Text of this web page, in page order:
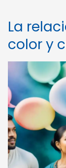
La
color y